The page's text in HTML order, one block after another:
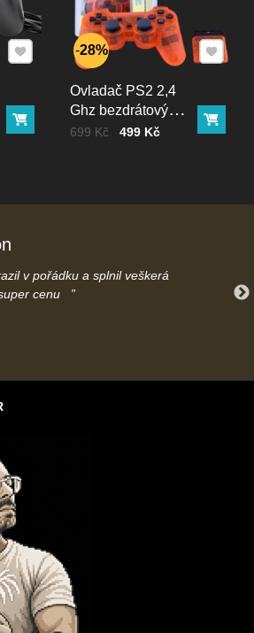
Do košíku
Přidat k Oblíbeným
Ovladač PS2 2,4
Ghz bezdrátový
krystal oranžový
Cena bez DPH
499 Kč
Před slevou:
699 Kč Do
28% Přidat k
v pořádku a splnil veškerá
cenu
5 / 5